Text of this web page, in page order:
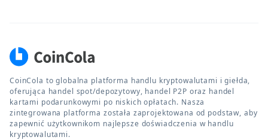
CoinCola to globalna platforma handlu kryptowalutami i giełda,
oferująca handel spot/depozytowy, handel P2P oraz handel
kartami podarunkowymi po niskich opłatach. Nasza
zintegrowana platforma została zaprojektowana od podstaw, aby
zapewnić użytkownikom najlepsze doświadczenia w handlu
kryptowalutami.